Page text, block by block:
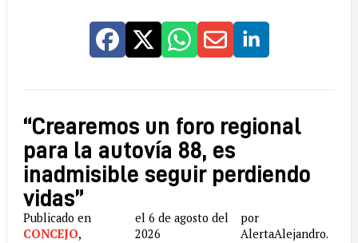
“Crearemos un foro regional
para la autovía 88, es
inadmisible seguir perdiendo
vidas”
Publicado en
CONCEJO,
el 6 de agosto del
2026
por
AlertaAlejandro.